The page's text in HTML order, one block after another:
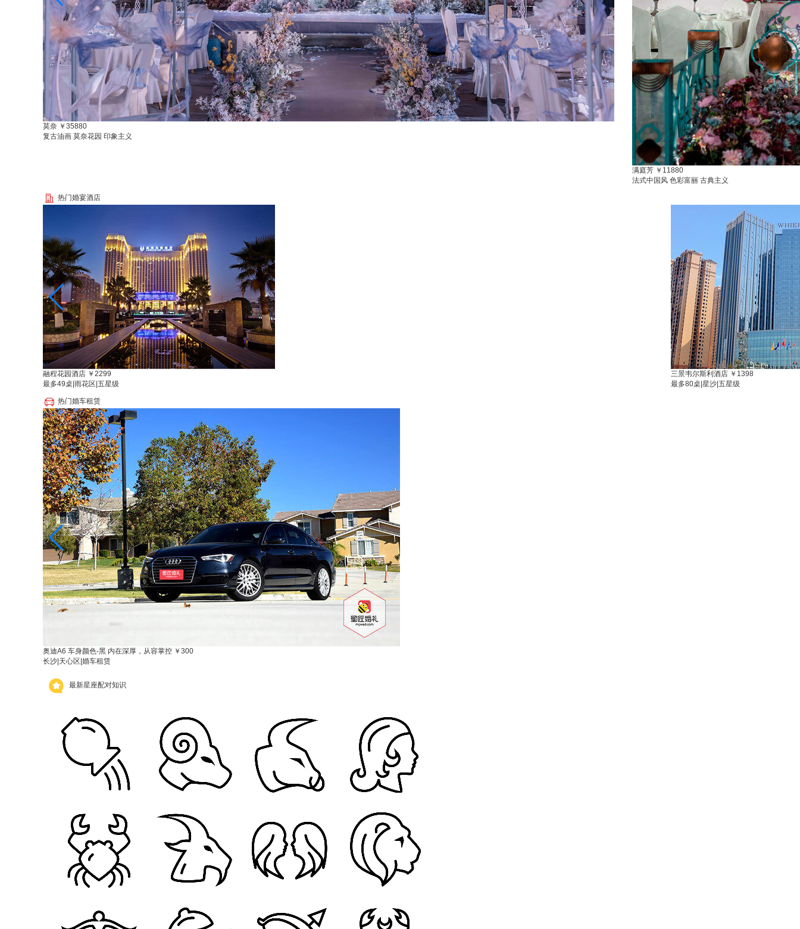
莫奈 ￥35880
复古油画 莫奈花园 印象主义
满庭芳 ￥11880
法式中国风 色彩富丽 古典主义
热门婚宴酒店
融程花园酒店 ￥2299
最多49桌 雨花区 五星级
三景韦尔斯利酒店 ￥1398
最多80桌 星沙 五星级
热门婚车租赁
奥迪A6 车身颜色-黑 内在深厚，从容掌控 ￥300
长沙 天心区 婚车租赁
最新星座配对知识